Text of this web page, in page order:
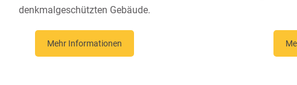
denkmalgeschützten Gebäude.
Mehr Informationen